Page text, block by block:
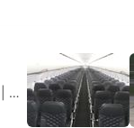
Económica